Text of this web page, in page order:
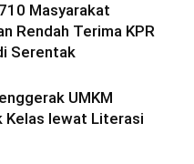
Masyarakat
Rendah Terima KPR
Serentak
UMKM
Kelas lewat Literasi